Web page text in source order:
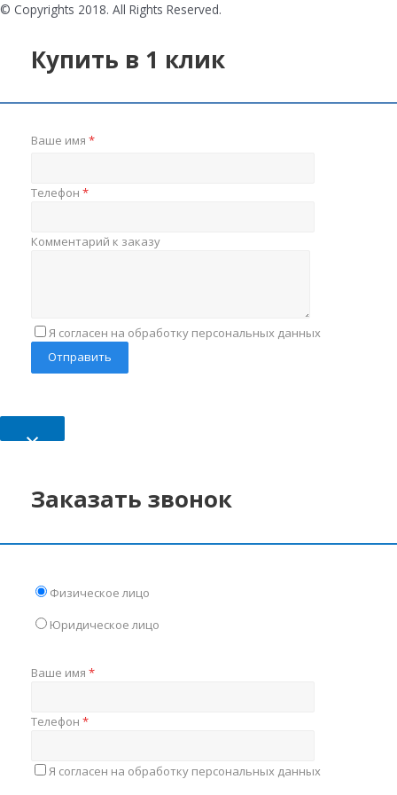
© Copyrights 2018. All Rights Reserved.
Купить в 1 клик
Ваше имя *
Телефон *
Комментарий к заказу
Я согласен на обработку персональных данных
×
Заказать звонок
Физическое лицо
Юридическое лицо
Ваше имя *
Телефон *
Я согласен на обработку персональных данных